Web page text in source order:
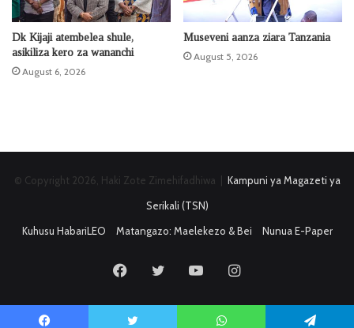
Dk Kijaji atembelea shule,
asikiliza kero za wananchi
August 6, 2026
Museveni aanza ziara Tanzania
August 5, 2026
© Copyright 2026, Haki Zote Zimehifadhiwa | Kampuni ya Magazeti ya
Serikali (TSN)
Kuhusu HabariLEO
Matangazo: Maelekezo & Bei Nunua E-Paper
FacebookTwitter YouTubeInstagram